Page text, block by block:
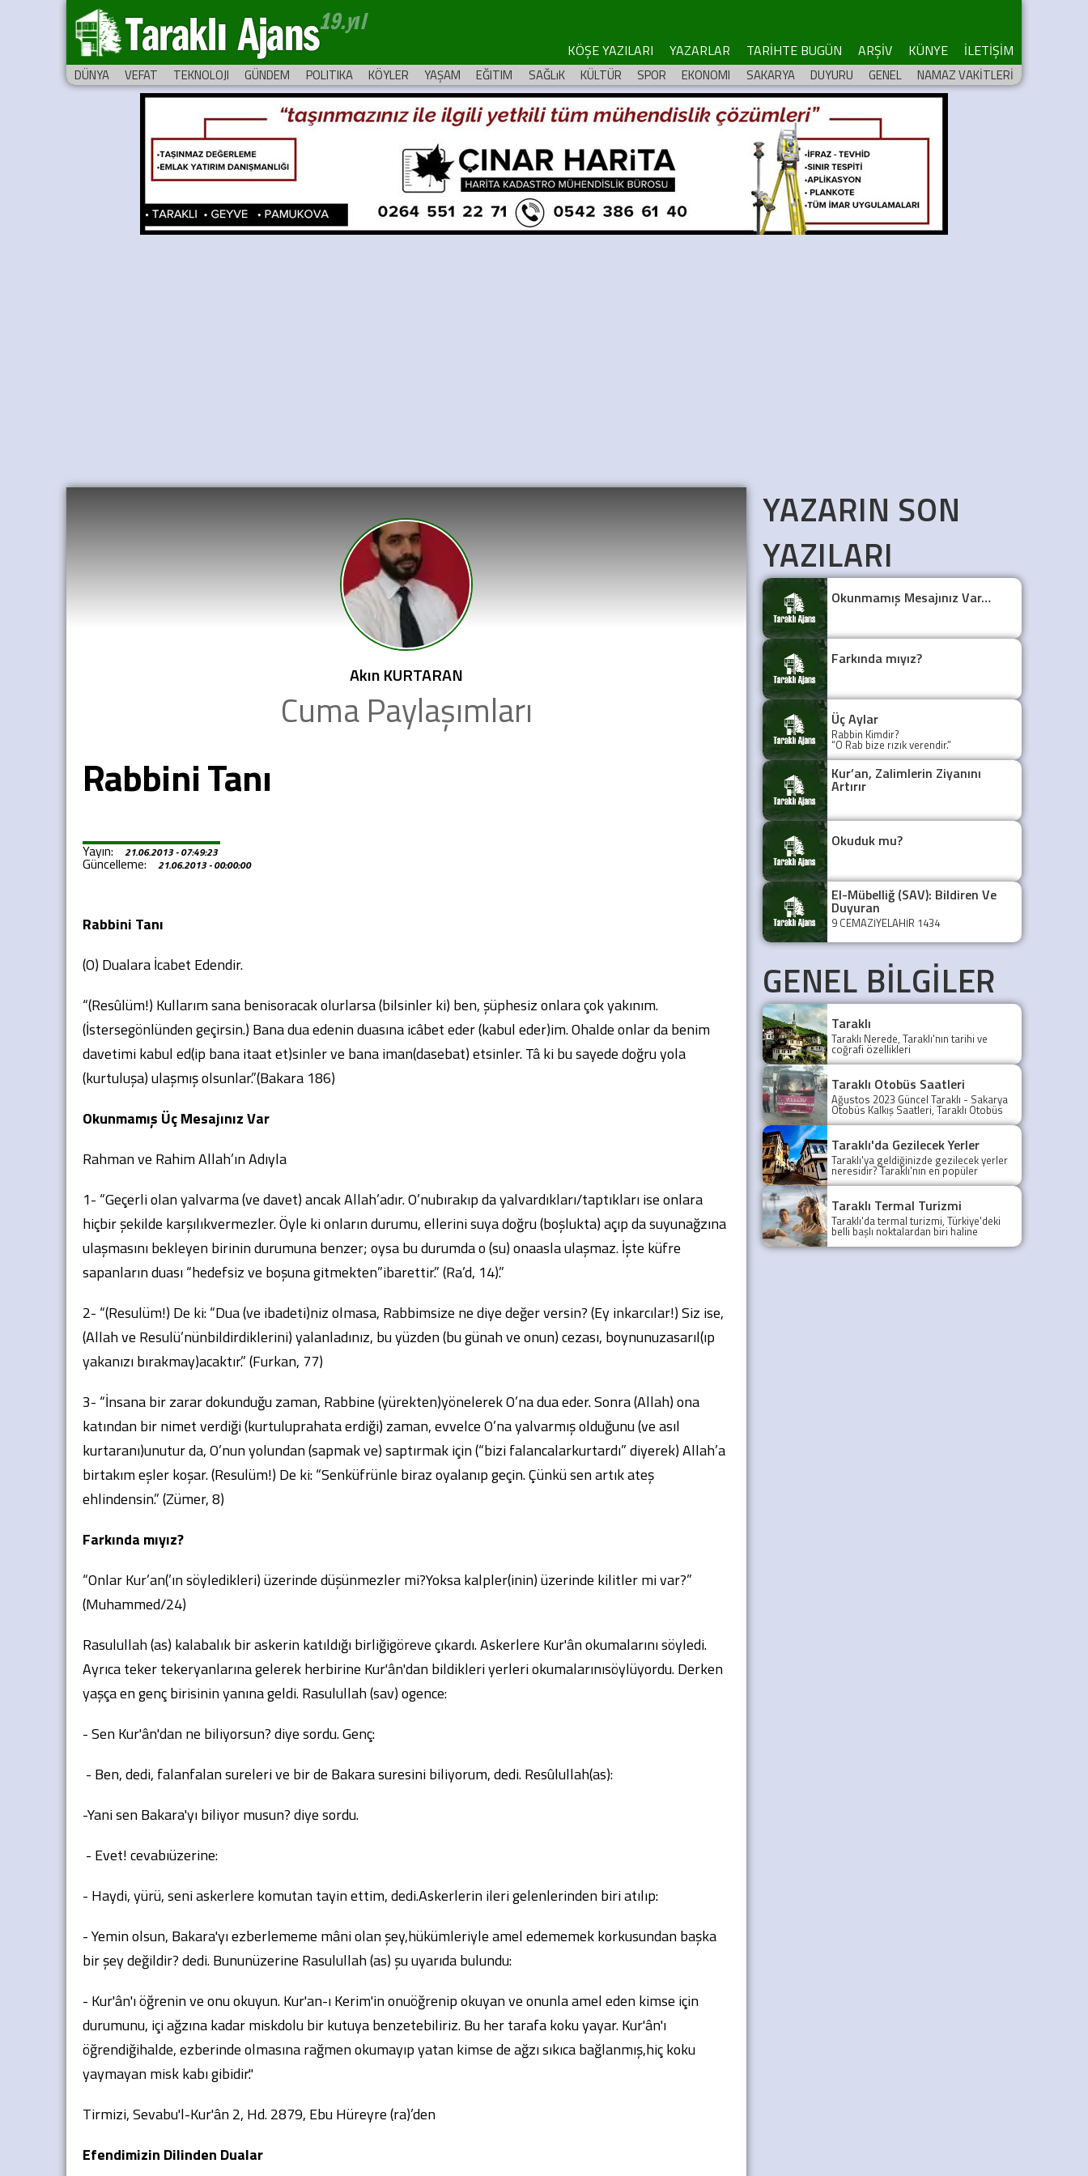
Taraklı Ajans KÖŞE YAZILARI YAZARLAR TARİHTE BUGÜN ARŞİV KÜNYE İLETİŞİM
DÜNYA VEFAT TEKNOLOJI GÜNDEM POLITIKA KÖYLER YAŞAM EĞITIM SAĞLıK KÜLTÜR SPOR EKONOMI SAKARYA DUYURU GENEL NAMAZ VAKİTLERİ
Akın KURTARAN
Cuma Paylaşımları
Rabbini Tanı
Yayın: 21.06.2013 - 07:49:23
Güncelleme: 21.06.2013 - 00:00:00
Rabbini Tanı
(O) Dualara İcabet Edendir.
“(Resûlüm!) Kullarım sana benisoracak olurlarsa (bilsinler ki) ben, şüphesiz onlara çok yakınım.
(İstersegönlünden geçirsin.) Bana dua edenin duasına icâbet eder (kabul eder)im. Ohalde onlar da benim
davetimi kabul ed(ip bana itaat et)sinler ve bana iman(dasebat) etsinler. Tâ ki bu sayede doğru yola
(kurtuluşa) ulaşmış olsunlar.”(Bakara 186)
Okunmamış Üç Mesajınız Var
Rahman ve Rahim Allah’ın Adıyla
1- “Geçerli olan yalvarma (ve davet) ancak Allah’adır. O’nubırakıp da yalvardıkları/taptıkları ise onlara
hiçbir şekilde karşılıkvermezler. Öyle ki onların durumu, ellerini suya doğru (boşlukta) açıp da suyunağzına
ulaşmasını bekleyen birinin durumuna benzer; oysa bu durumda o (su) onaasla ulaşmaz. İşte küfre
sapanların duası “hedefsiz ve boşuna gitmekten”ibarettir.” (Ra’d, 14).”
2- “(Resulüm!) De ki: “Dua (ve ibadeti)niz olmasa, Rabbimsize ne diye değer versin? (Ey inkarcılar!) Siz ise,
(Allah ve Resulü’nünbildirdiklerini) yalanladınız, bu yüzden (bu günah ve onun) cezası, boynunuzasarıl(ıp
yakanızı bırakmay)acaktır.” (Furkan, 77)
3- “İnsana bir zarar dokunduğu zaman, Rabbine (yürekten)yönelerek O’na dua eder. Sonra (Allah) ona
katından bir nimet verdiği (kurtuluprahata erdiği) zaman, evvelce O’na yalvarmış olduğunu (ve asıl
kurtaranı)unutur da, O’nun yolundan (sapmak ve) saptırmak için (“bizi falancalarkurtardı” diyerek) Allah’a
birtakım eşler koşar. (Resulüm!) De ki: “Senküfrünle biraz oyalanıp geçin. Çünkü sen artık ateş
ehlindensin.” (Zümer, 8)
Farkında mıyız?
“Onlar Kur’an(’ın söyledikleri) üzerinde düşünmezler mi?Yoksa kalpler(inin) üzerinde kilitler mi var?”
(Muhammed/24)
Rasulullah (as) kalabalık bir askerin katıldığı birliğigöreve çıkardı. Askerlere Kur'ân okumalarını söyledi.
Ayrıca teker tekeryanlarına gelerek herbirine Kur'ân'dan bildikleri yerleri okumalarınısöylüyordu. Derken
yaşça en genç birisinin yanına geldi. Rasulullah (sav) ogence:
- Sen Kur'ân'dan ne biliyorsun? diye sordu. Genç:
- Ben, dedi, falanfalan sureleri ve bir de Bakara suresini biliyorum, dedi. Resûlullah(as):
-Yani sen Bakara'yı biliyor musun? diye sordu.
- Evet! cevabıüzerine:
- Haydi, yürü, seni askerlere komutan tayin ettim, dedi.Askerlerin ileri gelenlerinden biri atılıp:
- Yemin olsun, Bakara'yı ezberlememe mâni olan şey,hükümleriyle amel edememek korkusundan başka
bir şey değildir? dedi. Bununüzerine Rasulullah (as) şu uyarıda bulundu:
- Kur'ân'ı öğrenin ve onu okuyun. Kur'an-ı Kerim'in onuöğrenip okuyan ve onunla amel eden kimse için
durumunu, içi ağzına kadar miskdolu bir kutuya benzetebiliriz. Bu her tarafa koku yayar. Kur'ân'ı
öğrendiğihalde, ezberinde olmasına rağmen okumayıp yatan kimse de ağzı sıkıca bağlanmış,hiç koku
yaymayan misk kabı gibidir."
Tirmizi, Sevabu'l-Kur'ân 2, Hd. 2879, Ebu Hüreyre (ra)’den
Efendimizin Dilinden Dualar
YAZARIN SON
YAZILARI
Okunmamış Mesajınız Var…
Farkında mıyız?
Üç Aylar
Rabbin Kimdir?
“O Rab bize rızık verendir.”
Kur’an, Zalimlerin Ziyanını
Artırır
Okuduk mu?
El-Mübelliğ (SAV): Bildiren Ve
Duyuran
9 CEMÂZİYELAHİR 1434
GENEL BİLGİLER
Taraklı
Taraklı Nerede, Taraklı'nın tarihi ve
coğrafi özellikleri
Taraklı Otobüs Saatleri
Ağustos 2023 Güncel Taraklı - Sakarya
Otobüs Kalkış Saatleri, Taraklı Otobüs
Saatler 2021, Taraklı Otobüs Tarifesi,
Taraklı - Sakarya Son Otobüs Ne
zaman? Sakarya Taraklı İlk Otobüs Ne
Zaman, Sakarya Taraklı Otobüs Saatleri,
Taraklı Koop Otobüs Saatleri
Taraklı'da Gezilecek Yerler
Taraklı'ya geldiğinizde gezilecek yerler
neresidir? Taraklı'nın en popüler
gezilecek yerleri yazımızda.
Taraklı Termal Turizmi
Taraklı'da termal turizmi, Türkiye'deki
belli başlı noktalardan biri haline
gelmiştir.